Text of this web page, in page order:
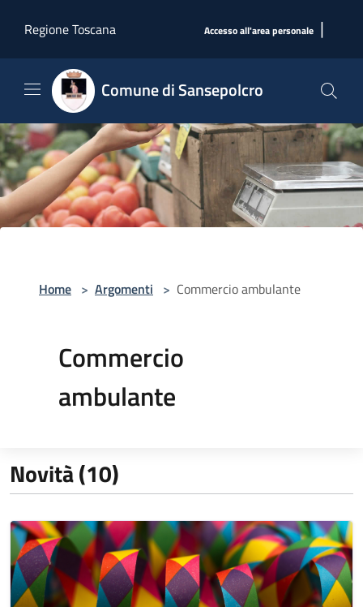
Regione Toscana
Accesso all'area personale |
Comune di Sansepolcro
Home > Argomenti > Commercio ambulante
Commercio
ambulante
Novità (10)